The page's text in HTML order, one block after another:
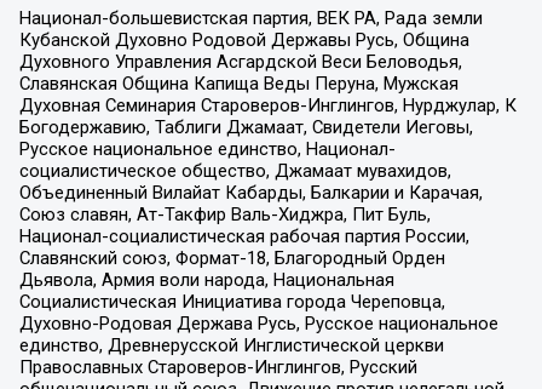
Национал-большевистская партия, ВЕК РА, Рада земли
Кубанской Духовно Родовой Державы Русь, Община
Духовного Управления Асгардской Веси Беловодья,
Славянская Община Капища Веды Перуна, Мужская
Духовная Семинария Староверов-Инглингов, Нурджулар, К
Богодержавию, Таблиги Джамаат, Свидетели Иеговы,
Русское национальное единство, Национал-
социалистическое общество, Джамаат мувахидов,
Объединенный Вилайат Кабарды, Балкарии и Карачая,
Союз славян, Ат-Такфир Валь-Хиджра, Пит Буль,
Национал-социалистическая рабочая партия России,
Славянский союз, Формат-18, Благородный Орден
Дьявола, Армия воли народа, Национальная
Социалистическая Инициатива города Череповца,
Духовно-Родовая Держава Русь, Русское национальное
единство, Древнерусской Инглистической церкви
Православных Староверов-Инглингов, Русский